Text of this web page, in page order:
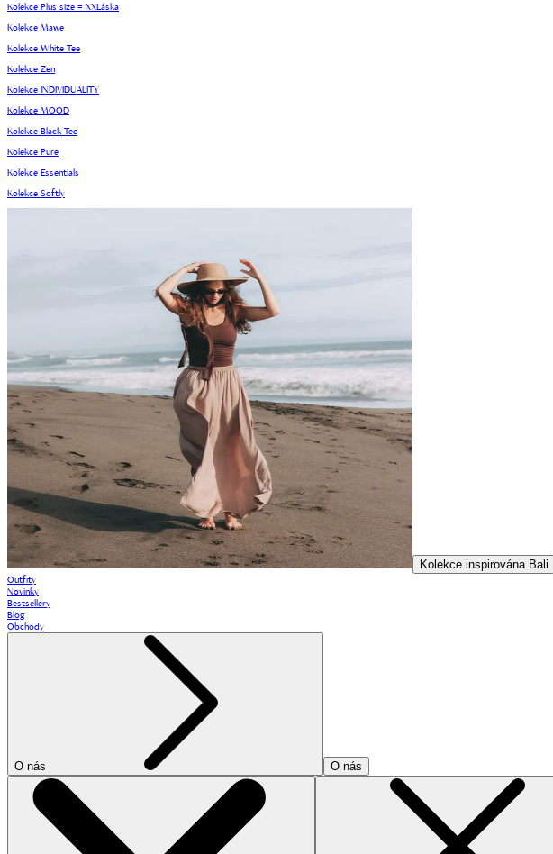
Kolekce Plus size = XXLáska
Kolekce Mawe
Kolekce White Tee
Kolekce Zen
Kolekce INDIVIDUALITY
Kolekce MOOD
Kolekce Black Tee
Kolekce Pure
Kolekce Essentials
Kolekce Softly
Kolekce inspirována Bali
Outfity
Novinky
Bestsellery
Blog
Obchody
O nás O nás